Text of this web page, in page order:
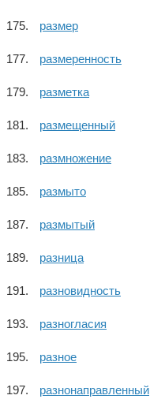
размер
размеренность
разметка
размещенный
размножение
размыто
размытый
разница
разновидность
разногласия
разное
разнонаправленный